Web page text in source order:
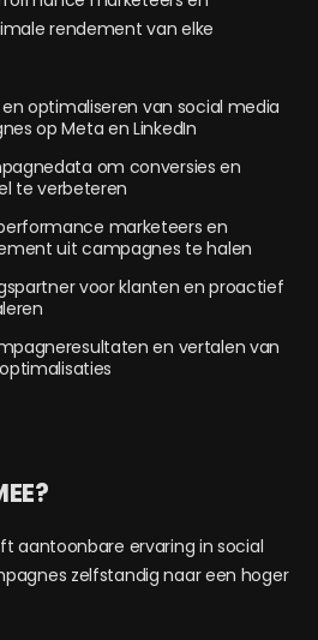
rendement van elke
optimaliseren van social media
op Meta en LinkedIn
om conversies en
te verbeteren
marketeers en
uit campagnes te halen
voor klanten en proactief
en vertalen van
aantoonbare ervaring in social
zelfstandig naar een hoger